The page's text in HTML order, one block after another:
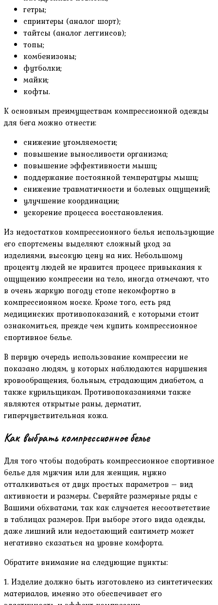
гетры;
спринтеры (аналог шорт);
тайтсы (аналог леггинсов);
топы;
комбенизоны;
футболки;
майки;
кофты.
К основным преимуществам компрессионной одежды
для бега можно отнести:
снижение утомляемости;
повышение выносливости организма;
повышение эффективности мышц;
поддержание постоянной температуры мышц;
снижение травматичности и болевых ощущений;
улучшение координации;
ускорение процесса восстановления.
Из недостатков компрессионного белья использующие
его спортсмены выделяют сложный уход за
изделиями, высокую цену на них. Небольшому
проценту людей не нравится процесс привыкания к
ощущению компрессии на тело, иногда отмечают, что
в очень жаркую погоду стопе некомфортно в
компрессионном носке. Кроме того, есть ряд
медицинских противопоказаний, с которыми стоит
ознакомиться, прежде чем купить компрессионное
спортивное белье.
В первую очередь использование компрессии не
показано людям, у которых наблюдаются нарушения
кровообращения, больным, страдающим диабетом, а
также курильщикам. Противопоказаниями также
являются открытые раны, дерматит,
гиперчувствительная кожа.
Как выбрать компрессионное белье
Для того чтобы подобрать компрессионное спортивное
белье для мужчин или для женщин, нужно
отталкиваться от двух простых параметров – вид
активности и размеры. Сверяйте размерные ряды с
Вашими обхватами, так как случается несоответствие
в таблицах размеров. При выборе этого вида одежды,
даже лишний или недостающий сантиметр может
негативно сказаться на уровне комфорта.
Обратите внимание на следующие пункты:
1. Изделие должно быть изготовлено из синтетических
материалов, именно это обеспечивает его